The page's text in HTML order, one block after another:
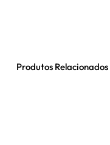
Produtos Relacionados